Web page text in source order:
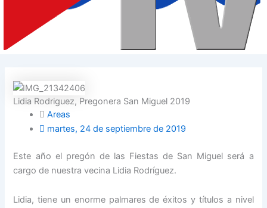
Lidia Rodriguez, Pregonera San Miguel 2019
Areas
martes, 24 de septiembre de 2019
Este año el pregón de las Fiestas de San Miguel será a
cargo de nuestra vecina Lidia Rodríguez.
Lidia, tiene un enorme palmares de éxitos y títulos a nivel